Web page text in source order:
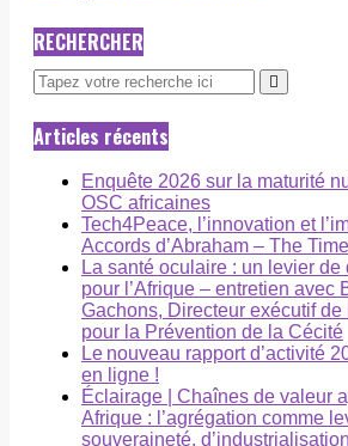
RECHERCHER
Articles récents
Enquête 2026 sur la maturité
OSC africaines
Tech4Peace, l’innovation et
Accords d’Abraham – The
La santé oculaire : un levier
pour l’Afrique – entretien avec
Gachons, Directeur exécutif de
pour la Prévention de la Cécité
Le nouveau rapport d’activité
en ligne !
Éclairage | Chaînes de valeur
Afrique : l’agrégation comme
souveraineté,